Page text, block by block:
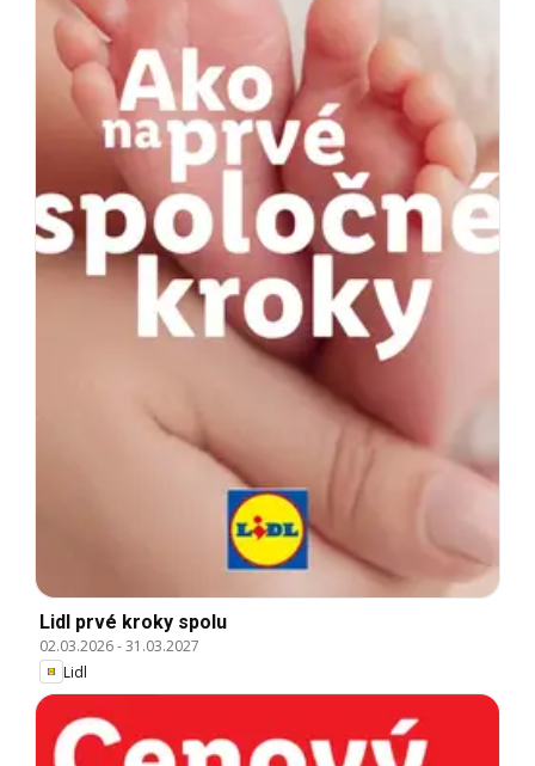
Lidl prvé kroky spolu
02.03.2026-31.03.2027
Lidl